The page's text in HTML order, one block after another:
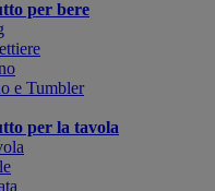
per bere
e Tumbler
per la tavola